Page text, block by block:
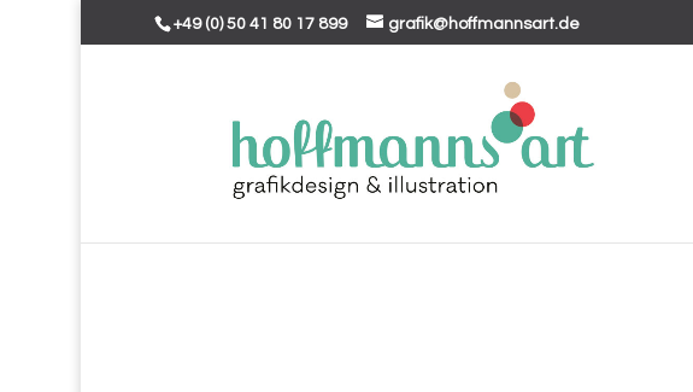
+49 (0) 50 41 80 17 899 grafik@hoffmannsart.de